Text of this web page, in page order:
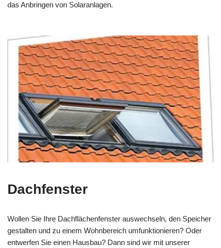
das Anbringen von Solaranlagen.
Dachfenster
Wollen Sie Ihre Dachflächenfenster auswechseln, den Speicher
gestalten und zu einem Wohnbereich umfunktionieren? Oder
entwerfen Sie einen Hausbau? Dann sind wir mit unserer